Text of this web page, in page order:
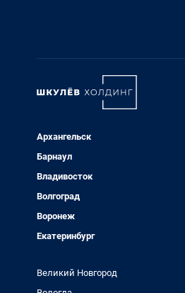
Архангельск
Барнаул
Владивосток
Волгоград
Воронеж
Екатеринбург
Великий Новгород